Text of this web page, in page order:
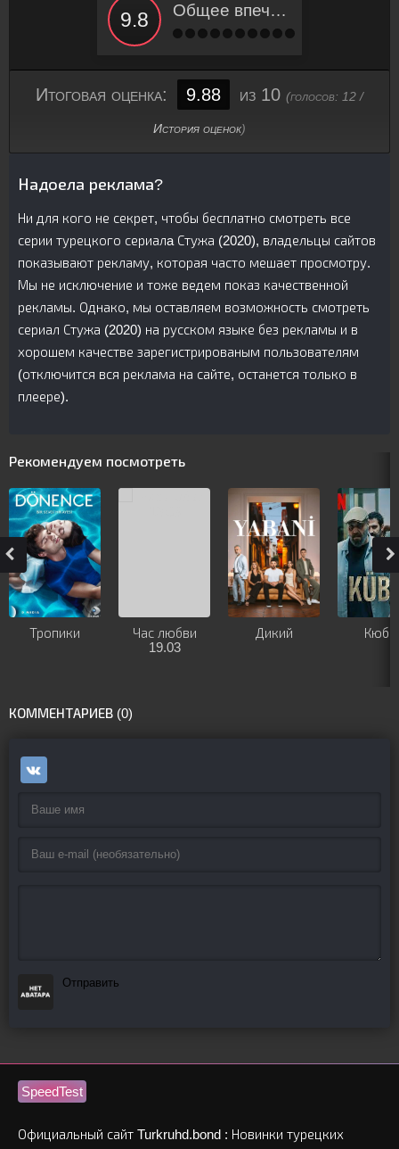
Общее впечатление
Итоговая оценка: 9.88 из 10 (голосов: 12 /
История оценок)
Надоела реклама?
Ни для кого не секрет, чтобы бесплатно смотреть все
серии турецкого сериалa Стужа (2020), владельцы сайтов
показывают рекламу, которая часто мешает просмотру.
Мы не исключение и тоже ведем показ качественной
рекламы. Однако, мы оставляем возможность смотреть
сериал Стужа (2020) на русском языке без рекламы и в
хорошем качестве зарегистрированым пользователям
(отключится вся реклама на сайте, останется только в
плеере).
Рекомендуем посмотреть
Тропики
Час любви
19.03
Дикий
КОММЕНТАРИЕВ (0)
Отправить
SpeedTest
Официальный сайт Turkruhd.bond : Новинки турецких